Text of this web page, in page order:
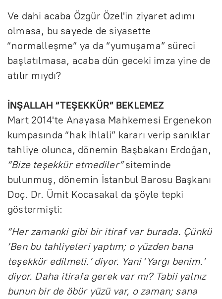
Ve dahi acaba Özgür Özel'in ziyaret adımı
olmasa, bu sayede de siyasette
“normalleşme” ya da “yumuşama” süreci
başlatılmasa, acaba dün geceki imza yine de
atılır mıydı?
İNŞALLAH “TEŞEKKÜR” BEKLEMEZ
Mart 2014'te Anayasa Mahkemesi Ergenekon
kumpasında “hak ihlali” kararı verip sanıklar
tahliye olunca, dönemin Başbakanı Erdoğan,
“Bize teşekkür etmediler”siteminde
bulunmuş, dönemin İstanbul Barosu Başkanı
Doç. Dr. Ümit Kocasakal da şöyle tepki
göstermişti:
“Her zamanki gibi bir itiraf var burada. Çünkü
‘Ben bu tahliyeleri yaptım; o yüzden bana
teşekkür edilmeli.’ diyor. Yani ‘Yargı benim.’
diyor. Daha itirafa gerek var mı? Tabii yalnız
bunun bir de öbür yüzü var, o zaman; sana